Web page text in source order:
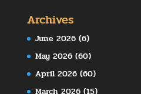
Archives
June 2026(6)
May 2026(60)
April 2026(60)
March 2026(15)